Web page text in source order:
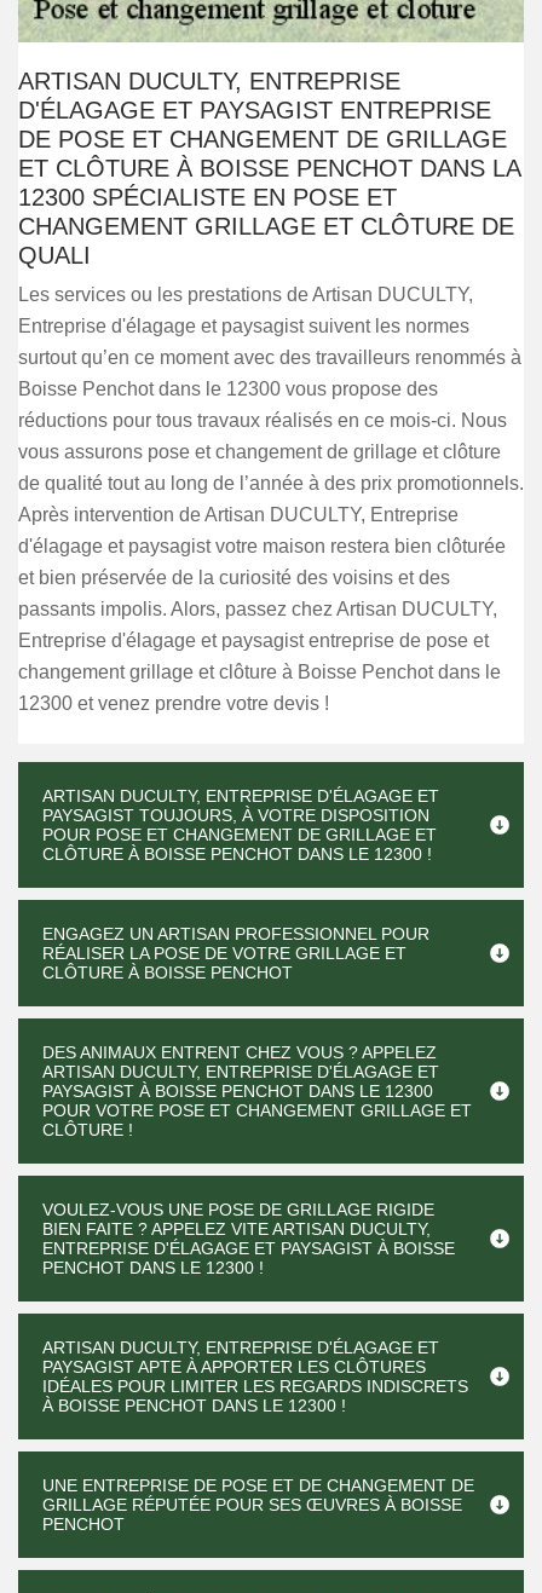
ARTISAN DUCULTY, ENTREPRISE
D'ÉLAGAGE ET PAYSAGIST ENTREPRISE
DE POSE ET CHANGEMENT DE GRILLAGE
ET CLÔTURE À BOISSE PENCHOT DANS LA
12300 SPÉCIALISTE EN POSE ET
CHANGEMENT GRILLAGE ET CLÔTURE DE
QUALI
Les services ou les prestations de Artisan DUCULTY,
Entreprise d'élagage et paysagist suivent les normes
surtout qu’en ce moment avec des travailleurs renommés à
Boisse Penchot dans le 12300 vous propose des
réductions pour tous travaux réalisés en ce mois-ci. Nous
vous assurons pose et changement de grillage et clôture
de qualité tout au long de l’année à des prix promotionnels.
Après intervention de Artisan DUCULTY, Entreprise
d'élagage et paysagist votre maison restera bien clôturée
et bien préservée de la curiosité des voisins et des
passants impolis. Alors, passez chez Artisan DUCULTY,
Entreprise d'élagage et paysagist entreprise de pose et
changement grillage et clôture à Boisse Penchot dans le
12300 et venez prendre votre devis !
ARTISAN DUCULTY, ENTREPRISE D'ÉLAGAGE ET
PAYSAGIST TOUJOURS, À VOTRE DISPOSITION
POUR POSE ET CHANGEMENT DE GRILLAGE ET
CLÔTURE À BOISSE PENCHOT DANS LE 12300 !
ENGAGEZ UN ARTISAN PROFESSIONNEL POUR
RÉALISER LA POSE DE VOTRE GRILLAGE ET
CLÔTURE À BOISSE PENCHOT
DES ANIMAUX ENTRENT CHEZ VOUS ? APPELEZ
ARTISAN DUCULTY, ENTREPRISE D'ÉLAGAGE ET
PAYSAGIST À BOISSE PENCHOT DANS LE 12300
POUR VOTRE POSE ET CHANGEMENT GRILLAGE ET
CLÔTURE !
VOULEZ-VOUS UNE POSE DE GRILLAGE RIGIDE
BIEN FAITE ? APPELEZ VITE ARTISAN DUCULTY,
ENTREPRISE D'ÉLAGAGE ET PAYSAGIST À BOISSE
PENCHOT DANS LE 12300 !
ARTISAN DUCULTY, ENTREPRISE D'ÉLAGAGE ET
PAYSAGIST APTE À APPORTER LES CLÔTURES
IDÉALES POUR LIMITER LES REGARDS INDISCRETS
À BOISSE PENCHOT DANS LE 12300 !
UNE ENTREPRISE DE POSE ET DE CHANGEMENT DE
GRILLAGE RÉPUTÉE POUR SES ŒUVRES À BOISSE
PENCHOT